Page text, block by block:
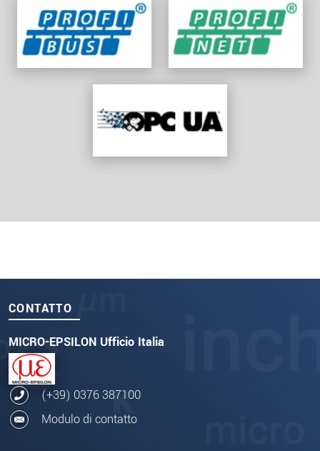
CONTATTO
MICRO-EPSILON Ufficio Italia
(+39) 0376 387100
Modulo di contatto